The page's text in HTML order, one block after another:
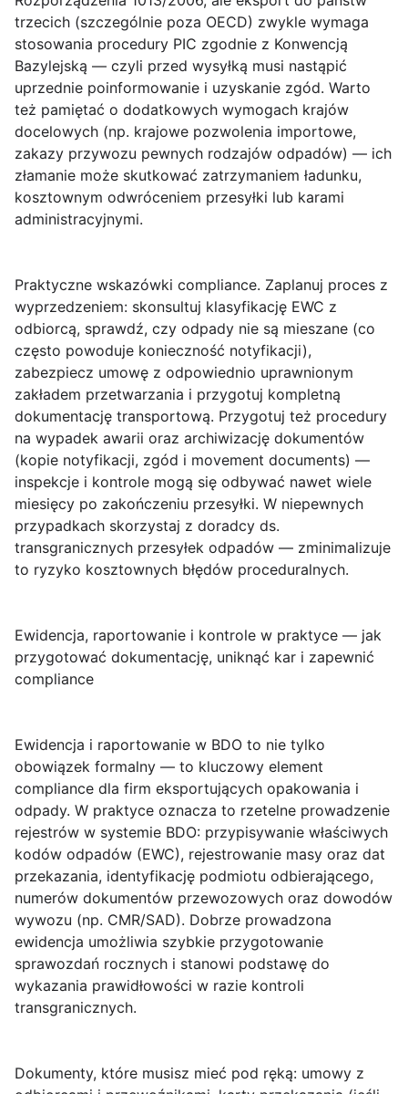
trzecich (szczególnie poza OECD) zwykle wymaga
stosowania procedury PIC zgodnie z Konwencją
Bazylejską — czyli przed wysyłką musi nastąpić
uprzednie poinformowanie i uzyskanie zgód. Warto
też pamiętać o dodatkowych wymogach krajów
docelowych (np. krajowe pozwolenia importowe,
zakazy przywozu pewnych rodzajów odpadów) — ich
złamanie może skutkować zatrzymaniem ładunku,
kosztownym odwróceniem przesyłki lub karami
administracyjnymi.
Praktyczne wskazówki compliance. Zaplanuj proces z
wyprzedzeniem: skonsultuj klasyfikację EWC z
odbiorcą, sprawdź, czy odpady nie są mieszane (co
często powoduje konieczność notyfikacji),
zabezpiecz umowę z odpowiednio uprawnionym
zakładem przetwarzania i przygotuj kompletną
dokumentację transportową. Przygotuj też procedury
na wypadek awarii oraz archiwizację dokumentów
(kopie notyfikacji, zgód i movement documents) —
inspekcje i kontrole mogą się odbywać nawet wiele
miesięcy po zakończeniu przesyłki. W niepewnych
przypadkach skorzystaj z doradcy ds.
transgranicznych przesyłek odpadów — zminimalizuje
to ryzyko kosztownych błędów proceduralnych.
Ewidencja, raportowanie i kontrole w praktyce — jak
przygotować dokumentację, uniknąć kar i zapewnić
compliance
Ewidencja i raportowanie w BDO to nie tylko
obowiązek formalny — to kluczowy element
compliance dla firm eksportujących opakowania i
odpady. W praktyce oznacza to rzetelne prowadzenie
rejestrów w systemie BDO: przypisywanie właściwych
kodów odpadów (EWC), rejestrowanie masy oraz dat
przekazania, identyfikację podmiotu odbierającego,
numerów dokumentów przewozowych oraz dowodów
wywozu (np. CMR/SAD). Dobrze prowadzona
ewidencja umożliwia szybkie przygotowanie
sprawozdań rocznych i stanowi podstawę do
wykazania prawidłowości w razie kontroli
transgranicznych.
Dokumenty, które musisz mieć pod ręką: umowy z